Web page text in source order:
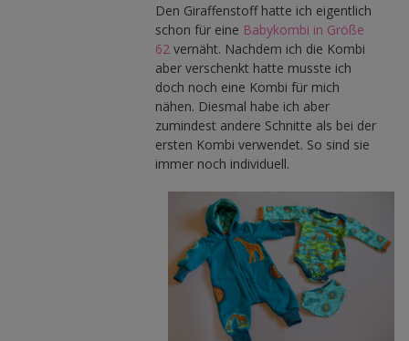
Den Giraffenstoff hatte ich eigentlich
schon für eine Babykombi in Größe
62 vernäht. Nachdem ich die Kombi
aber verschenkt hatte musste ich
doch noch eine Kombi für mich
nähen. Diesmal habe ich aber
zumindest andere Schnitte als bei der
ersten Kombi verwendet. So sind sie
immer noch individuell.